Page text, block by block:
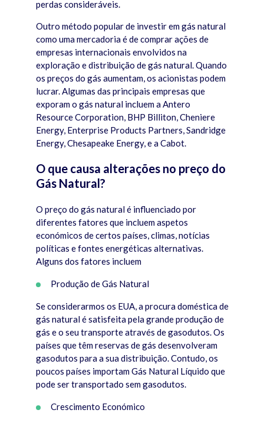
perdas consideráveis.
Outro método popular de investir em gás natural
como uma mercadoria é de comprar ações de
empresas internacionais envolvidos na
exploração e distribuição de gás natural. Quando
os preços do gás aumentam, os acionistas podem
lucrar. Algumas das principais empresas que
exporam o gás natural incluem a Antero
Resource Corporation, BHP Billiton, Cheniere
Energy, Enterprise Products Partners, Sandridge
Energy, Chesapeake Energy, e a Cabot.
O que causa alterações no preço do
Gás Natural?
O preço do gás natural é influenciado por
diferentes fatores que incluem aspetos
económicos de certos países, climas, notícias
políticas e fontes energéticas alternativas.
Alguns dos fatores incluem
Produção de Gás Natural
Se considerarmos os EUA, a procura doméstica de
gás natural é satisfeita pela grande produção de
gás e o seu transporte através de gasodutos. Os
países que têm reservas de gás desenvolveram
gasodutos para a sua distribuição. Contudo, os
poucos países importam Gás Natural Líquido que
pode ser transportado sem gasodutos.
Crescimento Económico